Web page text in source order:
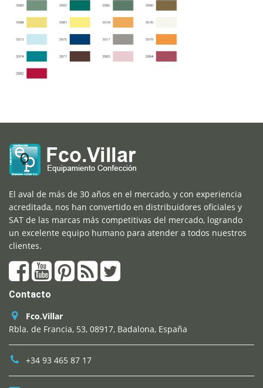
El aval de más de 30 años en el mercado, y con experiencia
acreditada, nos han convertido en distribuidores oficiales y
SAT de las marcas más competitivas del mercado, logrando
un excelente equipo humano para atender a todos nuestros
clientes.
Contacto
Fco.Villar
Rbla. de Francia, 53, 08917, Badalona, España
+34 93 465 87 17